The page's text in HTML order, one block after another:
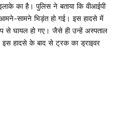
का है। पुलिस ने बताया कि वीआईपी
सामने भिड़ंत हो गई। इस हादसे में
से घायल हो गए। जैसे ही उन्हें अस्पताल
इस हादसे के बाद से ट्रक का ड्राइवर